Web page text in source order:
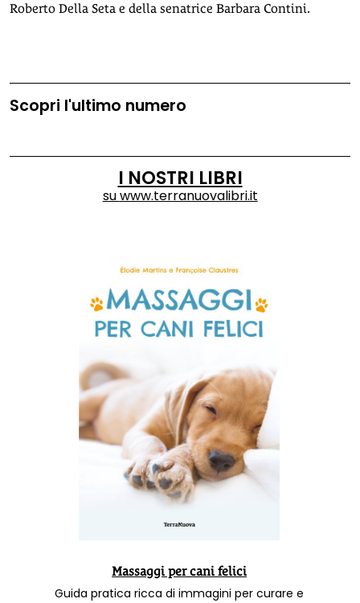
Roberto Della Seta e della senatrice Barbara Contini.
Scopri l'ultimo numero
I NOSTRI LIBRI
suwww.terranuovalibri.it
Massaggi per cani felici
Guida pratica ricca di immagini per curare e